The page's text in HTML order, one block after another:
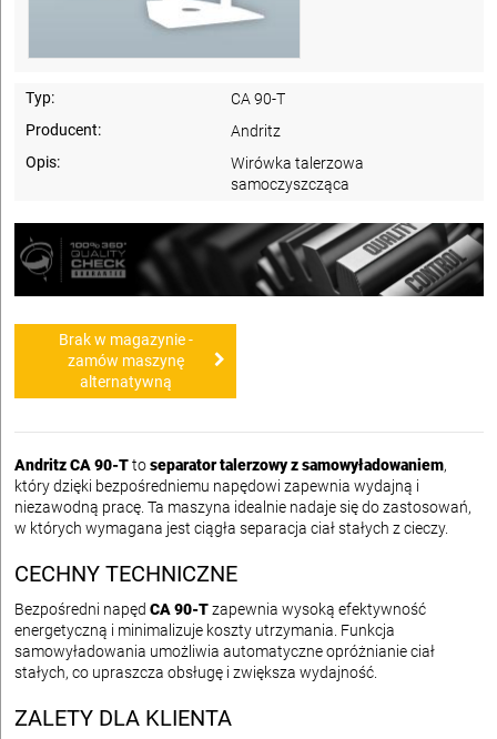
Typ:
CA 90-T
Producent:
Andritz
Opis:
Wirówka talerzowa
samoczyszcząca
Brak w magazynie -
zamów maszynę
alternatywną
Andritz CA 90-Ttoseparator talerzowy z samowyładowaniem,
który dzięki bezpośredniemu napędowi zapewnia wydajną i
niezawodną pracę. Ta maszyna idealnie nadaje się do zastosowań,
w których wymagana jest ciągła separacja ciał stałych z cieczy.
CECHNY TECHNICZNE
Bezpośredni napęd CA 90-Tzapewnia wysoką efektywność
energetyczną i minimalizuje koszty utrzymania. Funkcja
samowyładowania umożliwia automatyczne opróżnianie ciał
stałych, co upraszcza obsługę i zwiększa wydajność.
ZALETY DLA KLIENTA